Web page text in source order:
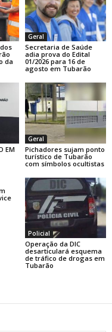
da
Geral
Secretaria de Saúde
adia prova do Edital
01/2026 para 16 de
agosto em Tubarão
EM
Geral
Pichadores sujam ponto
turístico de Tubarão
com símbolos ocultistas
Policial
Operação da DIC
desarticulará esquema
de tráfico de drogas em
Tubarão